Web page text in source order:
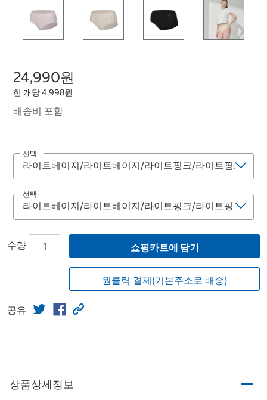
24,990원
한 개당 4,998원
배송비 포함
선택
선택
수량 쇼핑카트에 담기
원클릭 결제(기본주소로 배송)
공유
상품상세정보